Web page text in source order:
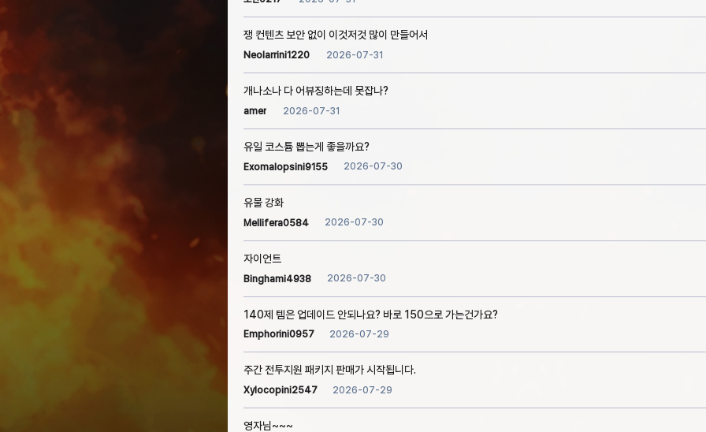
쟁 컨텐츠 보안 없이 이것저것 많이 만들어서
Neolarrini1220 2026-07-31
개나소나 다 어뷰징하는데 못잡나?
amer 2026-07-31
유일 코스튬 뽑는게 좋을까요?
Exomalopsini9155 2026-07-30
유물 강화
Mellifera0584 2026-07-30
자이언트
Binghami4938 2026-07-30
140제 템은 업데이드 안되나요? 바로 150으로 가는건가요?
Emphorini0957 2026-07-29
주간 전투지원 패키지 판매가 시작됩니다.
Xylocopini2547 2026-07-29
영자님~~~